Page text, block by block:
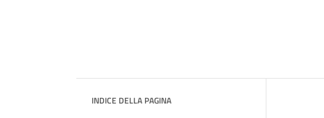
INDICE DELLA PAGINA